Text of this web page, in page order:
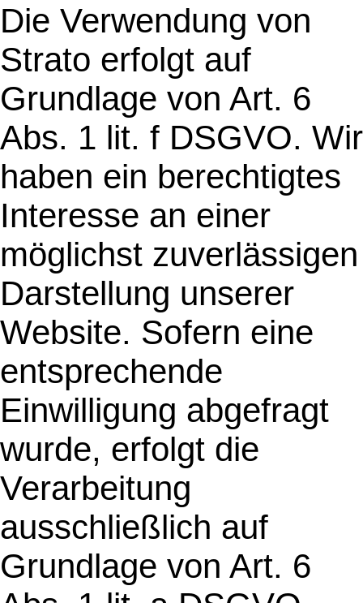
Die Verwendung von
Strato erfolgt auf
Grundlage von Art. 6
Abs. 1 lit. f DSGVO. Wir
haben ein berechtigtes
Interesse an einer
möglichst zuverlässigen
Darstellung unserer
Website. Sofern eine
entsprechende
Einwilligung abgefragt
wurde, erfolgt die
Verarbeitung
ausschließlich auf
Grundlage von Art. 6